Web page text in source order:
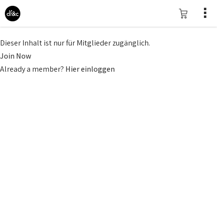
Dieser Inhalt ist nur für Mitglieder zugänglich.
Join Now
Already a member? Hier einloggen